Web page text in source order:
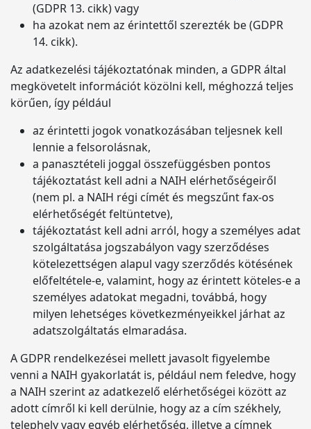
(GDPR 13. cikk) vagy
ha azokat nem az érintettől szerezték be (GDPR
14. cikk).
Az adatkezelési tájékoztatónak minden, a GDPR által
megkövetelt információt közölni kell, méghozzá teljes
körűen, így például
az érintetti jogok vonatkozásában teljesnek kell
lennie a felsorolásnak,
a panasztételi joggal összefüggésben pontos
tájékoztatást kell adni a NAIH elérhetőségeiről
(nem pl. a NAIH régi címét és megszűnt fax-os
elérhetőségét feltüntetve),
tájékoztatást kell adni arról, hogy a személyes adat
szolgáltatása jogszabályon vagy szerződéses
kötelezettségen alapul vagy szerződés kötésének
előfeltétele-e, valamint, hogy az érintett köteles-e a
személyes adatokat megadni, továbbá, hogy
milyen lehetséges következményeikkel járhat az
adatszolgáltatás elmaradása.
A GDPR rendelkezései mellett javasolt figyelembe
venni a NAIH gyakorlatát is, például nem feledve, hogy
a NAIH szerint az adatkezelő elérhetőségei között az
adott címről ki kell derülnie, hogy az a cím székhely,
telephely vagy egyéb elérhetőség, illetve a címnek